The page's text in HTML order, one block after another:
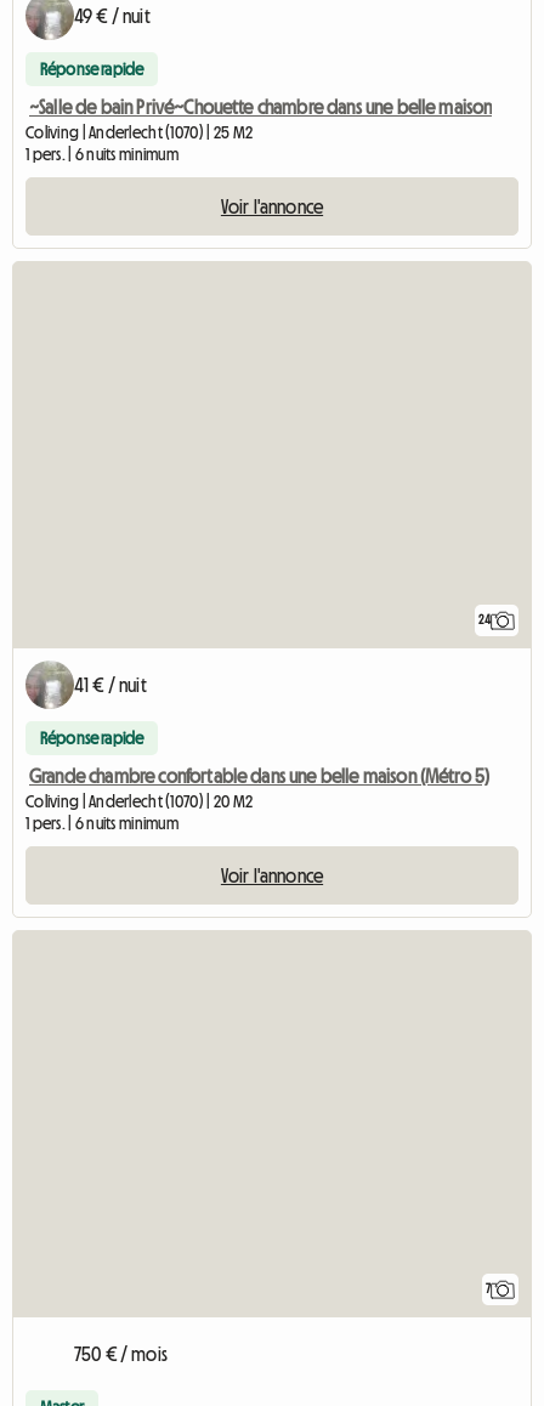
49 € / nuit
Réponse rapide
~Salle de bain Privé~Chouette chambre dans une belle maison
Coliving | Anderlecht (1070) | 25 M2
1 pers. | 6 nuits minimum
Voir l'annonce
24
41 € / nuit
Réponse rapide
Grande chambre confortable dans une belle maison (Métro 5)
Coliving | Anderlecht (1070) | 20 M2
1 pers. | 6 nuits minimum
Voir l'annonce
7
750 € / mois